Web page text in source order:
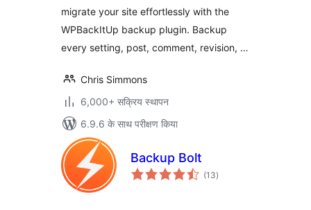
migrate your site effortlessly with the
WPBackItUp backup plugin. Backup
every setting, post, comment, revision, …
Chris Simmons
6,000+ सक्रिय स्थापन
6.9.6 के साथ परीक्षण किया
Backup Bolt
(13कुल
दर)